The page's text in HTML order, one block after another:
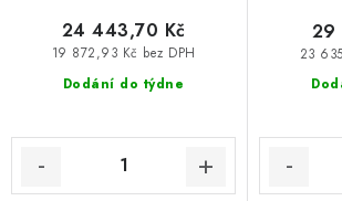
Dodání do týdne
19 872,93 Kč bez DPH
24 443,70 Kč
23
29